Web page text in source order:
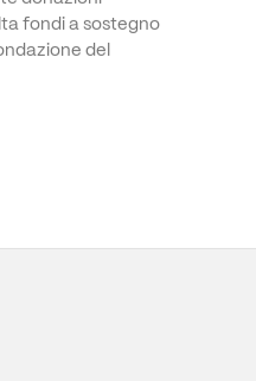
fondi a sostegno
del